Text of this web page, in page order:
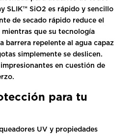
SLIK™ SiO2 es rápido y sencillo
de secado rápido reduce el
mientras que su tecnología
barrera repelente al agua capaz
simplemente se deslicen.
en cuestión de
para tu
UV y propiedades